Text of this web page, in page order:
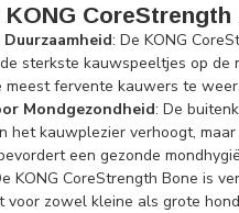
CoreStrength
: De KONG
sterkste kauwspeeltjes op de
fervente kauwers te
Mondgezondheid: De
het kauwplezier verhoogt,
een gezonde
KONG CoreStrength Bone is
voor zowel kleine als grote